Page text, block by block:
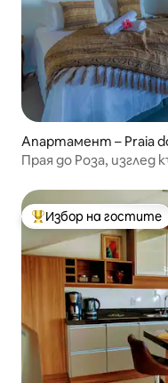
Апартамент – Praia
Най-популярен избор
Избор на гостите